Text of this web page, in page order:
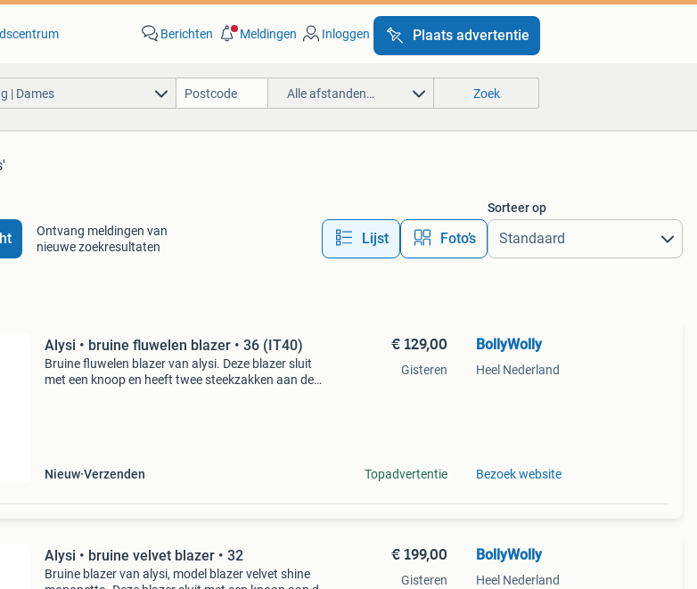
Berichten Meldingen Inloggen Plaats advertentie
| Dames Alle afstanden… Zoek
Ontvang meldingen van
nieuwe zoekresultaten
Lijst Foto’s
Sorteer op
Alysi • bruine fluwelen blazer • 36 (IT40)
Bruine fluwelen blazer van alysi. Deze blazer sluit
met een knoop en heeft twee steekzakken aan de
Nieuw Verzenden
€ 129,00
Gisteren
Topadvertentie
BollyWolly
Heel Nederland
Bezoek website
Alysi • bruine velvet blazer • 32
Bruine blazer van alysi, model blazer velvet shine
€ 199,00
Gisteren
BollyWolly
Heel Nederland